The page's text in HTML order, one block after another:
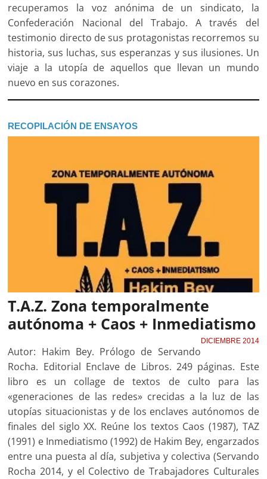
recuperamos la voz anónima de un sindicato, la
Confederación Nacional del Trabajo. A través del
testimonio directo de sus protagonistas recorremos su
historia, sus luchas, sus esperanzas y sus ilusiones. Un
viaje a la utopía de aquellos que llevan un mundo
nuevo en sus corazones.
RECOPILACIÓN DE ENSAYOS
T.A.Z. Zona temporalmente
autónoma + Caos + Inmediatismo
DICIEMBRE 2014
Autor: Hakim Bey. Prólogo de Servando
Rocha. Editorial Enclave de Libros. 249 páginas. Este
libro es un collage de textos de culto para las
«generaciones de las redes» crecidas a la luz de las
utopías situacionistas y de los enclaves autónomos de
finales del siglo XX. Reúne los textos Caos (1987), TAZ
(1991) e Inmediatismo (1992) de Hakim Bey, engarzados
entre una puesta al día, subjetiva y colectiva (Servando
Rocha 2014, y el Colectivo de Trabajadores Culturales